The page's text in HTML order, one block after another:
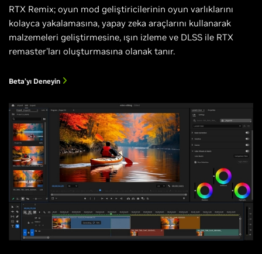
RTX Remix; oyun mod geliştiricilerinin oyun varlıklarını
kolayca yakalamasına, yapay zeka araçlarını kullanarak
malzemeleri geliştirmesine, ışın izleme ve DLSS ile RTX
remaster'ları oluşturmasına olanak tanır.
Beta’yı Deneyin